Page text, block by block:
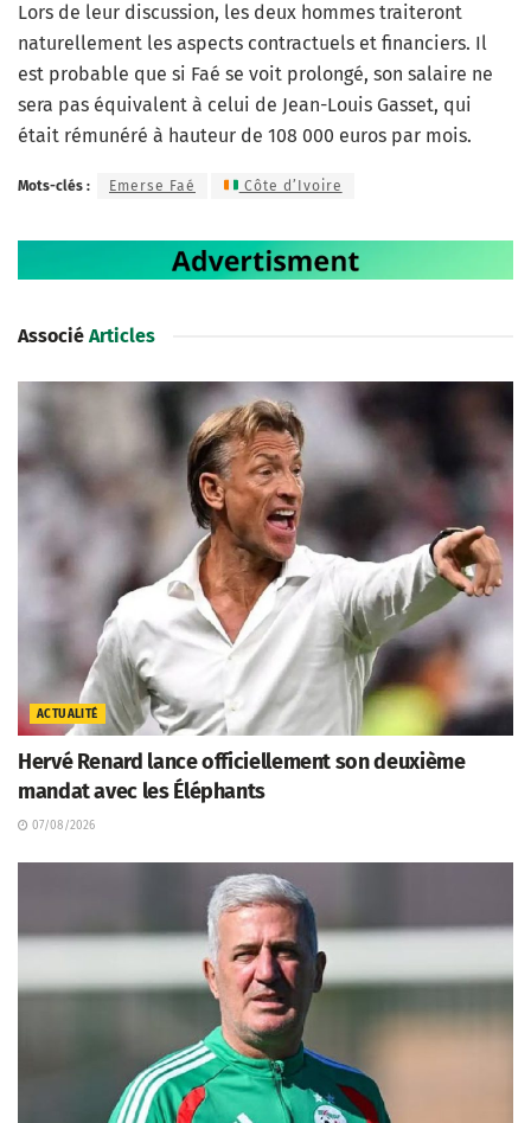
Lors de leur discussion, les deux hommes traiteront
naturellement les aspects contractuels et financiers. Il
est probable que si Faé se voit prolongé, son salaire ne
sera pas équivalent à celui de Jean-Louis Gasset, qui
était rémunéré à hauteur de 108 000 euros par mois.
Mots-clés : Emerse Faé Côte d’Ivoire
Associé Articles
ACTUALITÉ
Hervé Renard lance officiellement son deuxième
mandat avec les Éléphants
07/08/2026